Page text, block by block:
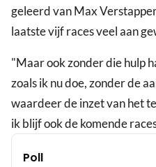
geleerd van Max
laatste vijf races veel aan
"Maar ook zonder die hulp
zoals ik nu doe, zonder de
waardeer de inzet van het
ik blijf ook de komende
Poll